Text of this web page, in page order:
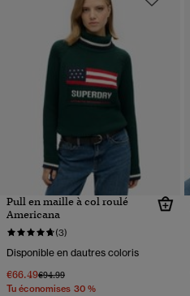
Pull en maille à col roulé
Americana
(3)
Disponible en dautres coloris
€66.49Prix réduit de
€94.99à
Tu économises 30 %